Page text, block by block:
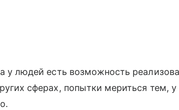
у людей есть возможность
сферах, попытки мериться тем,